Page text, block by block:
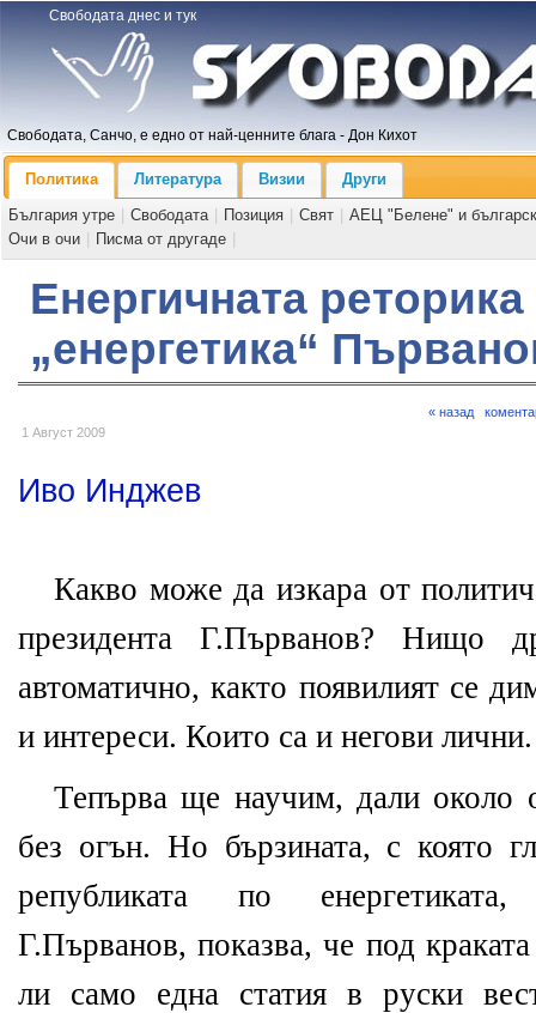
Свободата днес и тук
Свободата, Санчо, е едно от най-ценните блага - Дон Кихот
Политика Литература Визии
Други
България утре
Свободата Позиция Свят
АЕЦ "Белене" и
Очи в очи
Писма от другаде
Енергичната реторика
„енергетика“
1 Август 2009
« назад
Иво Инджев
Какво може да изкара от
президента Г.Първанов? Нищо
автоматично, както появилият се
и интереси. Които са и негови лични.
Тепърва ще научим, дали около
без огън. Но бързината, с която
републиката по
Г.Първанов, показва, че под
ли само една статия в руски